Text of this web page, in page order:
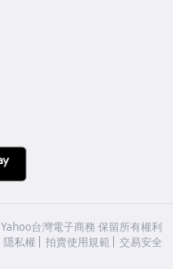
Yahoo台灣電子商務 保留所有權利
隱私權 拍賣使用規範 交易安全